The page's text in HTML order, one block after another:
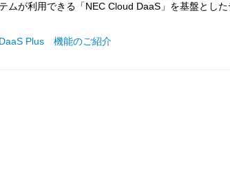
ムが利用できる「NEC Cloud DaaS」を基盤とし
Plus 機能のご紹介